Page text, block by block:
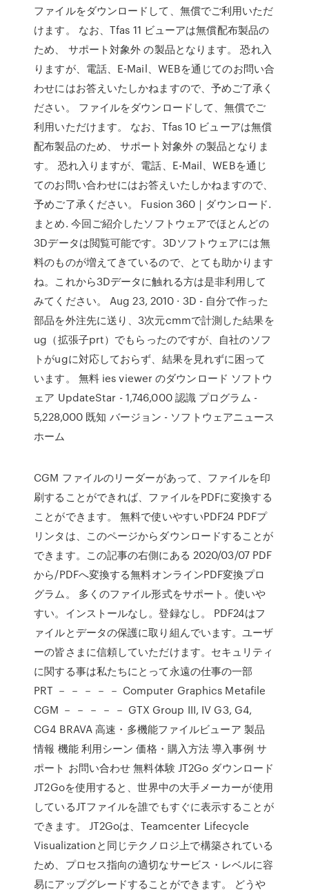
ファイルをダウンロードして、無償でご利用いただ
けます。 なお、Tfas 11 ビューアは無償配布製品の
ため、 サポート対象外 の製品となります。 恐れ入
りますが、電話、E-Mail、WEBを通じてのお問い合
わせにはお答えいたしかねますので、予めご了承く
ださい。 ファイルをダウンロードして、無償でご
利用いただけます。 なお、Tfas 10 ビューアは無償
配布製品のため、 サポート対象外 の製品となりま
す。 恐れ入りますが、電話、E-Mail、WEBを通じ
てのお問い合わせにはお答えいたしかねますので、
予めご了承ください。 Fusion 360｜ダウンロード.
まとめ. 今回ご紹介したソフトウェアでほとんどの
3Dデータは閲覧可能です。3Dソフトウェアには無
料のものが増えてきているので、とても助かります
ね。これから3Dデータに触れる方は是非利用して
みてください。 Aug 23, 2010 · 3D - 自分で作った
部品を外注先に送り、3次元cmmで計測した結果を
ug（拡張子prt）でもらったのですが、自社のソフ
トがugに対応しておらず、結果を見れずに困って
います。 無料 ies viewer のダウンロード ソフトウ
ェア UpdateStar - 1,746,000 認識 プログラム -
5,228,000 既知 バージョン - ソフトウェアニュース
ホーム
CGM ファイルのリーダーがあって、ファイルを印
刷することができれば、ファイルをPDFに変換する
ことができます。 無料で使いやすいPDF24 PDFプ
リンタは、このページからダウンロードすることが
できます。この記事の右側にある 2020/03/07 PDF
から/PDFへ変換する無料オンラインPDF変換プロ
グラム。 多くのファイル形式をサポート。使いや
すい。インストールなし。登録なし。 PDF24はフ
ァイルとデータの保護に取り組んでいます。ユーザ
ーの皆さまに信頼していただけます。セキュリティ
に関する事は私たちにとって永遠の仕事の一部
PRT － － － － － Computer Graphics Metafile
CGM － － － － － GTX Group III, IV G3, G4,
CG4 BRAVA 高速・多機能ファイルビューア 製品
情報 機能 利用シーン 価格・購入方法 導入事例 サ
ポート お問い合わせ 無料体験 JT2Go ダウンロード
JT2Goを使用すると、世界中の大手メーカーが使用
しているJTファイルを誰でもすぐに表示することが
できます。 JT2Goは、Teamcenter Lifecycle
Visualizationと同じテクノロジ上で構築されている
ため、プロセス指向の適切なサービス・レベルに容
易にアップグレードすることができます。 どうや